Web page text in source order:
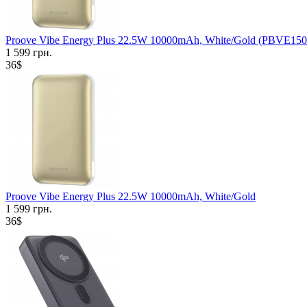
Proove Vibe Energy Plus 22.5W 10000mAh, White/Gold
1 599 грн.
36$
Proove Vibe Energy Plus 22.5W 10000mAh, White/Gold
1 599 грн.
36$